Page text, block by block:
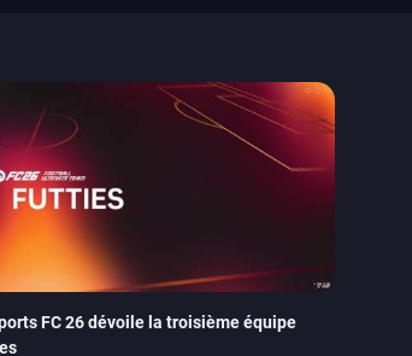
FC 26 dévoile la troisième équipe